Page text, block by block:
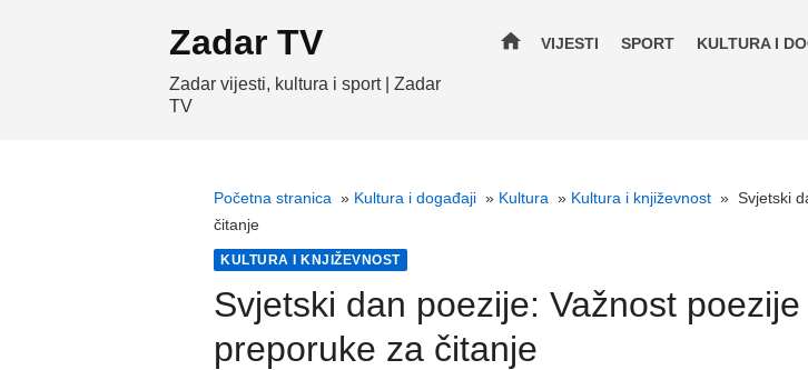
Zadar TV
Zadar vijesti, kultura i sport | Zadar
TV
home VIJESTI SPORT KULTURA I
Početna stranica » Kultura i događaji » Kultura » Kultura i književnost » Svjetski
čitanje
KULTURA I KNJIŽEVNOST
Svjetski dan poezije: Važnost
preporuke za čitanje